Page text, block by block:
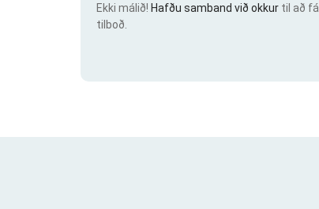
Ekki málið! Hafðu samband við okkur til að fá
tilboð.